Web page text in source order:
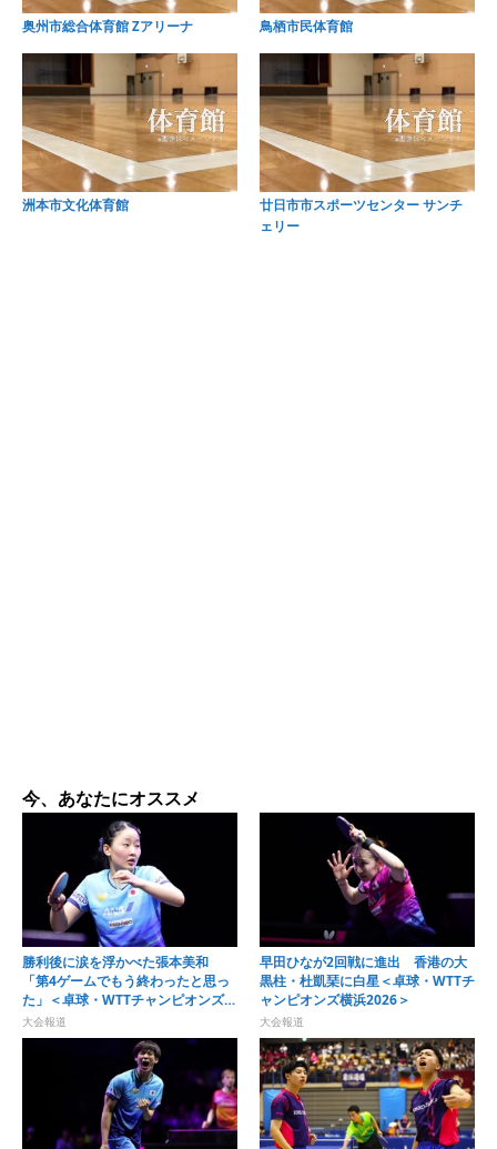
奥州市総合体育館 Zアリーナ 鳥栖市民体育館
洲本市文化体育館
廿日市市スポーツセンター サンチ
ェリー
今、あなたにオススメ
勝利後に涙を浮かべた張本美和
「第4ゲームでもう終わったと思っ
た」＜卓球・WTTチャンピオンズ横
浜2026＞
大会報道
早田ひなが2回戦に進出 香港の大
黒柱・杜凱琹に白星＜卓球・WTTチ
ャンピオンズ横浜2026＞
大会報道